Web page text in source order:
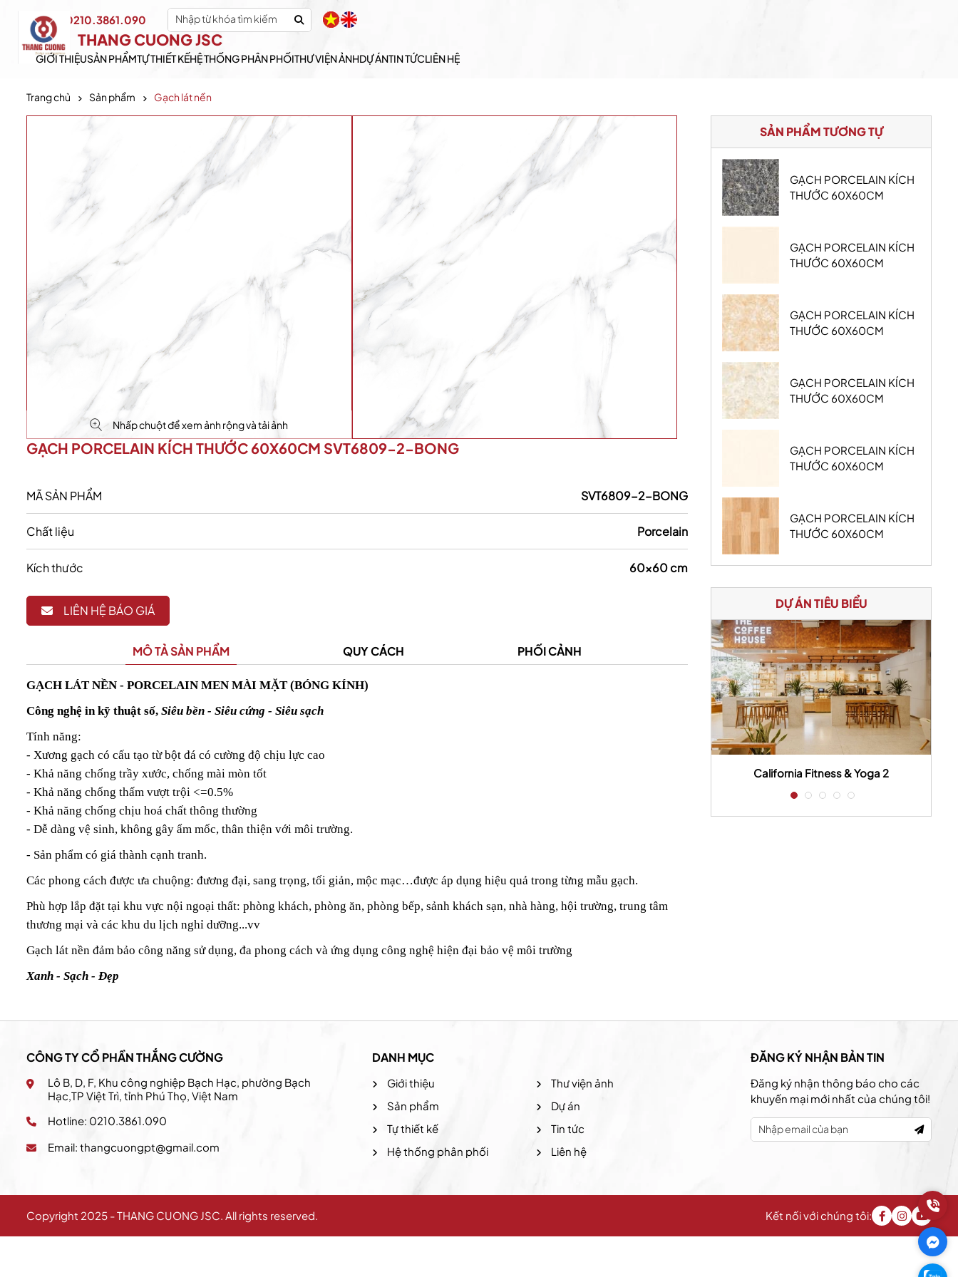
THANG CUONG JSC
Hotline: 0210.3861.090
GIỚI THIỆUSẢN PHẨMTỰ THIẾT KẾHỆ THỐNG PHÂN PHỐITHƯ VIỆN ẢNHDỰ ÁNTIN TỨCLIÊN HỆ
Trang chủ Sản phẩm Gạch lát nền
Nhấp chuột để xem ảnh rộng và tải ảnh
GẠCH PORCELAIN KÍCH THƯỚC 60X60CM SVT6809-2-BONG
MÃ SẢN PHẨM SVT6809-2-BONG
Chất liệu Porcelain
Kích thước 60x60 cm
LIÊN HỆ BÁO GIÁ
MÔ TẢ SẢN PHẨM QUY CÁCH PHỐI CẢNH
GẠCH LÁT NỀN - PORCELAIN MEN MÀI MẶT (BÓNG KÍNH)
Công nghệ in kỹ thuật số, Siêu bền - Siêu cứng - Siêu sạch
Tính năng:
- Xương gạch có cấu tạo từ bột đá có cường độ chịu lực cao
- Khả năng chống trầy xước, chống mài mòn tốt
- Khả năng chống thấm vượt trội <=0.5%
- Khả năng chống chịu hoá chất thông thường
- Dễ dàng vệ sinh, không gây ẩm mốc, thân thiện với môi trường.
- Sản phẩm có giá thành cạnh tranh.
Các phong cách được ưa chuộng: đương đại, sang trọng, tối giản, mộc mạc…được áp dụng hiệu quả trong từng mẫu gạch.
Phù hợp lắp đặt tại khu vực nội ngoại thất: phòng khách, phòng ăn, phòng bếp, sảnh khách sạn, nhà hàng, hội trường, trung tâm
thương mại và các khu du lịch nghỉ dưỡng...vv
Gạch lát nền đảm bảo công năng sử dụng, đa phong cách và ứng dụng công nghệ hiện đại bảo vệ môi trường
Xanh - Sạch - Đẹp
SẢN PHẨM TƯƠNG TỰ
GẠCH PORCELAIN KÍCH
THƯỚC 60X60CM
GẠCH PORCELAIN KÍCH
THƯỚC 60X60CM
GẠCH PORCELAIN KÍCH
THƯỚC 60X60CM
GẠCH PORCELAIN KÍCH
THƯỚC 60X60CM
GẠCH PORCELAIN KÍCH
THƯỚC 60X60CM
GẠCH PORCELAIN KÍCH
THƯỚC 60X60CM
DỰ ÁN TIÊU BIỂU
California Fitness & Yoga California Fitness & Yoga 2
CÔNG TY CỔ PHẦN THẮNG CƯỜNG
Lô B, D, F, Khu công nghiệp Bạch Hạc, phường Bạch
Hạc,TP Việt Trì, tỉnh Phú Thọ, Việt Nam
Hotline: 0210.3861.090
Email: thangcuongpt@gmail.com
DANH MỤC
Giới thiệu
Sản phẩm
Tự thiết kế
Hệ thống phân phối
Thư viện ảnh
Dự án
Tin tức
Liên hệ
ĐĂNG KÝ NHẬN BẢN TIN
Đăng ký nhận thông báo cho các
khuyến mại mới nhất của chúng tôi!
Copyright 2025 - THANG CUONG JSC. All rights reserved. Kết nối với chúng tôi: